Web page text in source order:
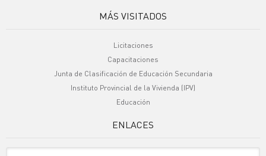
MÁS VISITADOS
Licitaciones
Capacitaciones
Junta de Clasificación de Educación Secundaria
Instituto Provincial de la Vivienda (IPV)
Educación
ENLACES